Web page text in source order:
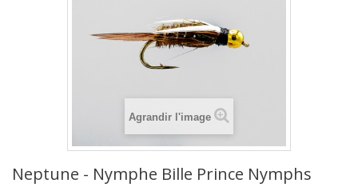
Agrandir l'image
Neptune - Nymphe Bille Prince Nymphs